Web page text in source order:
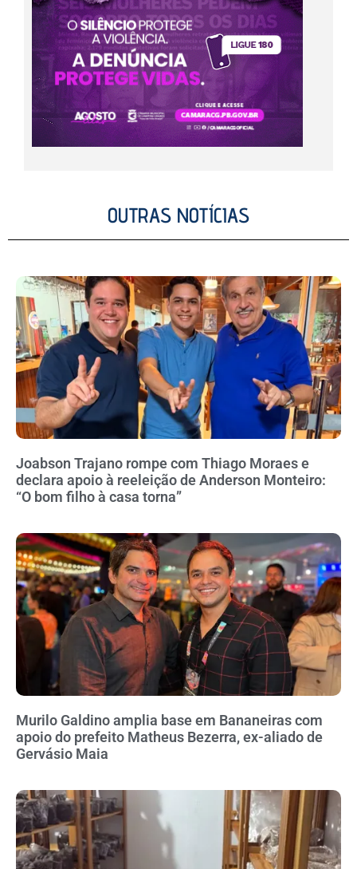
OUTRAS NOTÍCIAS
Joabson Trajano rompe com Thiago Moraes e
declara apoio à reeleição de Anderson Monteiro:
“O bom filho à casa torna”
Murilo Galdino amplia base em Bananeiras com
apoio do prefeito Matheus Bezerra, ex-aliado de
Gervásio Maia